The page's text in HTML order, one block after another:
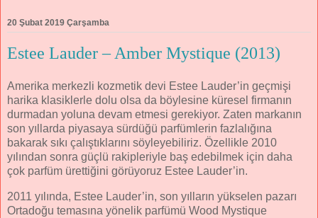
20 Şubat 2019 Çarşamba
Estee Lauder – Amber Mystique (2013)
Amerika merkezli kozmetik devi Estee Lauder’in geçmişi
harika klasiklerle dolu olsa da böylesine küresel firmanın
durmadan yoluna devam etmesi gerekiyor. Zaten markanın
son yıllarda piyasaya sürdüğü parfümlerin fazlalığına
bakarak sıkı çalıştıklarını söyleyebiliriz. Özellikle 2010
yılından sonra güçlü rakipleriyle baş edebilmek için daha
çok parfüm ürettiğini görüyoruz Estee Lauder’in.
2011 yılında, Estee Lauder’in, son yılların yükselen pazarı
Ortadoğu temasına yönelik parfümü Wood Mystique